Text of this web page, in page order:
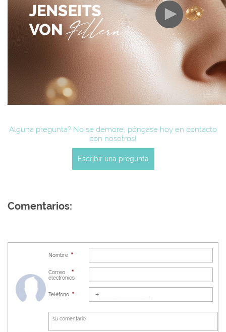
►
Alguna pregunta? No se demore, póngase hoy en contacto
con nosotros!
Escribir una pregunta
Comentarios:
Nombre
Correo
electrónico
Teléfono